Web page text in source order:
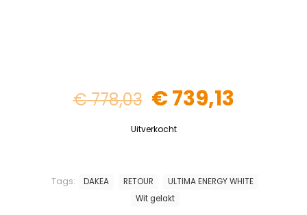
€778,03 €739,13
Uitverkocht
Tags: DAKEA RETOUR
ULTIMA ENERGY WHITE
Wit gelakt